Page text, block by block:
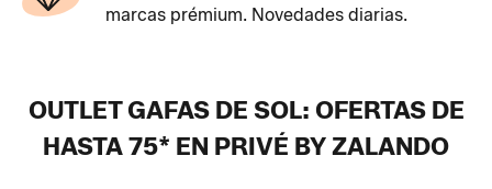
marcas prémium. Novedades diarias.
OUTLET GAFAS DE SOL: OFERTAS DE
HASTA 75* EN PRIVÉ BY ZALANDO